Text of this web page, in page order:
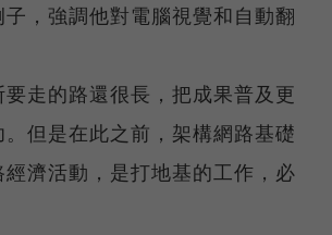
，強調他對電腦視覺和自動翻
走的路還很長，把成果普及更
但是在此之前，架構網路基礎
濟活動，是打地基的工作，必